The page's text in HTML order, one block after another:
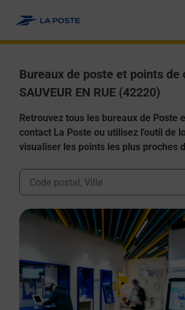
Bureaux de poste et points de
SAUVEUR EN RUE (42220)
Retrouvez tous les bureaux de Poste
contact La Poste ou utilisez l'outil de
visualiser les points les plus proches
Ville, Département, Code Postal